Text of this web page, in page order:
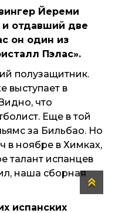
Йереми
и отдавший две
он один из
Пэлас».
полузащитник.
выступает в
что
Еще в той
за Бильбао. Но
в ноябре в Химках,
талант испанцев
наша сборная
испанских